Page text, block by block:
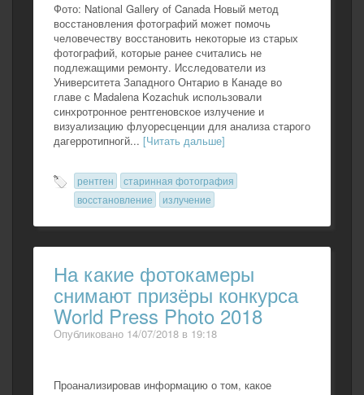
Фото: National Gallery of Canada Новый метод
восстановления фотографий может помочь
человечеству восстановить некоторые из старых
фотографий, которые ранее считались не
подлежащими ремонту. Исследователи из
Университета Западного Онтарио в Канаде во
главе с Madalena Kozachuk использовали
синхротронное рентгеновское излучение и
визуализацию флуоресценции для анализа старого
дагерротипногй... [Читать дальше]
рентген
старинная фотография
восстановление
излучение
На какие фотокамеры
снимают призёры конкурса
World Press Photo 2018
Опубликовано 14/07/2018 в 19:18
Проанализировав информацию о том, какое